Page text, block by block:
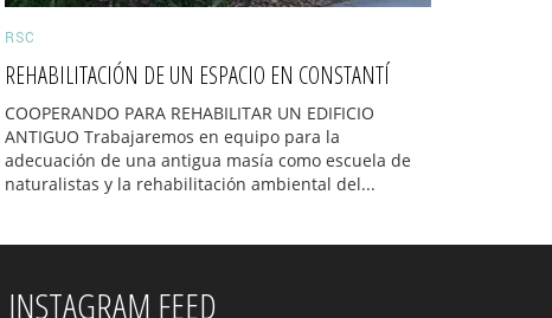
RSC
REHABILITACIÓN DE UN ESPACIO EN CONSTANTÍ
COOPERANDO PARA REHABILITAR UN EDIFICIO
ANTIGUO Trabajaremos en equipo para la
adecuación de una antigua masía como escuela de
naturalistas y la rehabilitación ambiental del...
INSTAGRAM FEED